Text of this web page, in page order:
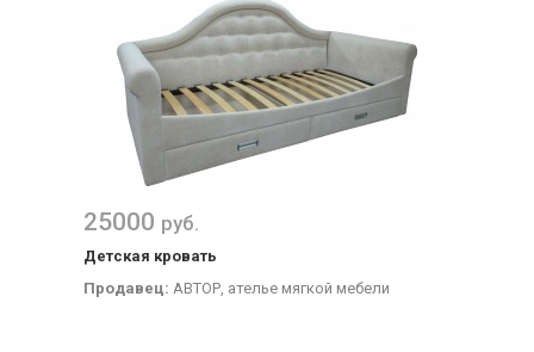
25000 руб.
Детская кровать
Продавец: АВТОР, ателье мягкой мебели